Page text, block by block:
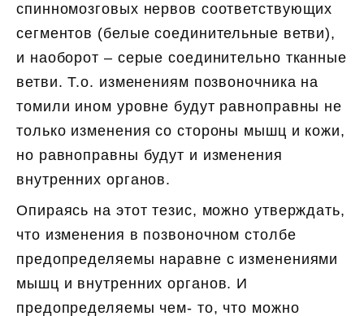
спинномозговых нервов соответствующих
сегментов (белые соединительные ветви),
и наоборот – серые соединительно тканные
ветви. Т.о. изменениям позвоночника на
томили ином уровне будут равноправны не
только изменения со стороны мышц и кожи,
но равноправны будут и изменения
внутренних органов.
Опираясь на этот тезис, можно утверждать,
что изменения в позвоночном столбе
предопределяемы наравне с изменениями
мышц и внутренних органов. И
предопределяемы чем- то, что можно